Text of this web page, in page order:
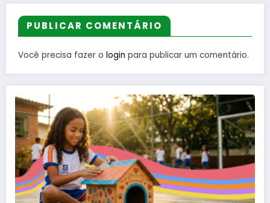
PUBLICAR COMENTÁRIO
Você precisa fazer o login para publicar um comentário.